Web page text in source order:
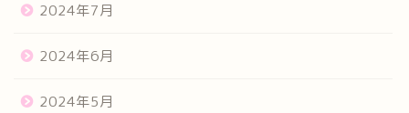
2024年7月
2024年6月
2024年5月